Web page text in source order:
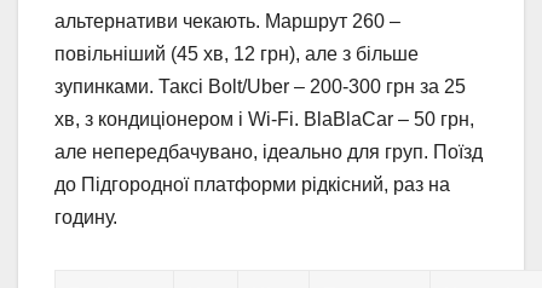
альтернативи чекають. Маршрут 260 –
повільніший (45 хв, 12 грн), але з більше
зупинками. Таксі Bolt/Uber – 200-300 грн за 25
хв, з кондиціонером і Wi-Fi. BlaBlaCar – 50 грн,
але непередбачувано, ідеально для груп. Поїзд
до Підгородної платформи рідкісний, раз на
годину.